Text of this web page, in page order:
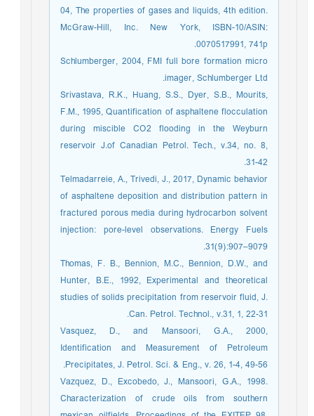
04, The properties of gases and liquids, 4th edition.
McGraw-Hill, Inc. New York, ISBN-10/ASIN:
0070517991, 741p.
Schlumberger, 2004, FMI full bore formation micro
imager, Schlumberger Ltd.
Srivastava, R.K., Huang, S.S., Dyer, S.B., Mourits,
F.M., 1995, Quantification of asphaltene flocculation
during miscible CO2 flooding in the Weyburn
reservoir J.of Canadian Petrol. Tech., v.34, no. 8,
31-42.
Telmadarreie, A., Trivedi, J., 2017, Dynamic behavior
of asphaltene deposition and distribution pattern in
fractured porous media during hydrocarbon solvent
injection: pore-level observations. Energy Fuels
31(9):907–9079.
Thomas, F. B., Bennion, M.C., Bennion, D.W., and
Hunter, B.E., 1992, Experimental and theoretical
studies of solids precipitation from reservoir fluid, J.
Can. Petrol. Technol., v.31, 1, 22-31.
Vasquez, D., and Mansoori, G.A., 2000,
Identification and Measurement of Petroleum
Precipitates, J. Petrol. Sci. & Eng., v. 26, 1-4, 49-56.
Vazquez, D., Excobedo, J., Mansoori, G.A., 1998.
Characterization of crude oils from southern